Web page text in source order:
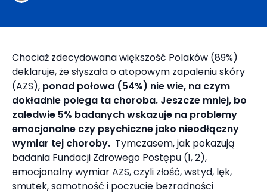
Chociaż zdecydowana większość Polaków (89%)
deklaruje, że słyszała o atopowym zapaleniu skóry
(AZS), ponad połowa (54%) nie wie, na czym
dokładnie polega ta choroba. Jeszcze mniej, bo
zaledwie 5% badanych wskazuje na problemy
emocjonalne czy psychiczne jako nieodłączny
wymiar tej choroby. Tymczasem, jak pokazują
badania Fundacji Zdrowego Postępu (1, 2),
emocjonalny wymiar AZS, czyli złość, wstyd, lęk,
smutek, samotność i poczucie bezradności